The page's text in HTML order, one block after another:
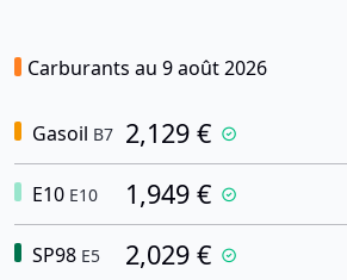
Carburants au 9 août 2026
Gasoil B7 2,129 €
E10 E10 1,949 €
SP98 E5 2,029 €